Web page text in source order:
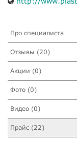
Про специалиста
Отзывы (20)
Акции (0)
Фото (0)
Видео (0)
Прайс (22)